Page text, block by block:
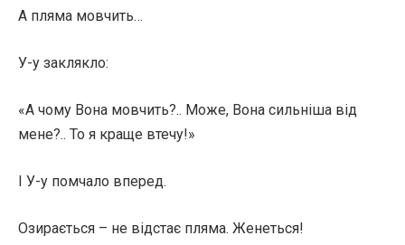
А пляма мовчить…
У-у заклякло:
«А чому Вона мовчить?.. Може, Вона сильніша від
мене?.. То я краще втечу!»
І У-у помчало вперед.
Озирається – не відстає пляма. Женеться!